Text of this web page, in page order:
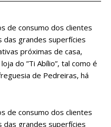
de consumo dos clientes
das grandes superfícies
próximas de casa,
do ”Ti Abílio”, tal como é
de Pedreiras, há
de consumo dos clientes
das grandes superfícies